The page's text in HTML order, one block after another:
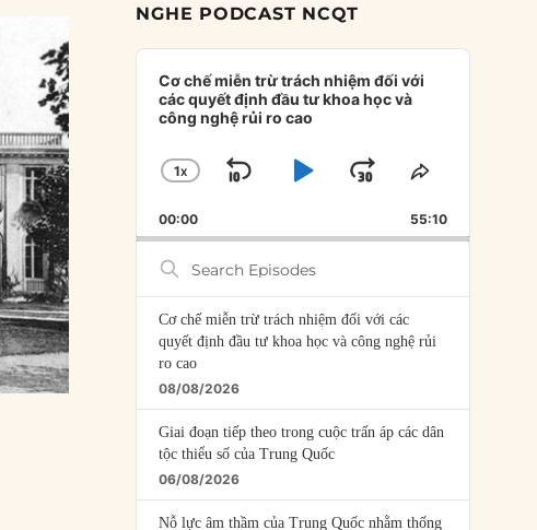
NGHE PODCAST NCQT
Audio
Player
Cơ chế miễn trừ trách nhiệm đối với
các quyết định đầu tư khoa học và
công nghệ rủi ro cao
CHANGE
RATE
1X
SKIP
BACKWARD
PLAYJUMP
FORWARD
SHARE
EPISODE
00:00 55:10
Search
Episodes
Cơ chế miễn trừ trách nhiệm đối với các
quyết định đầu tư khoa học và công nghệ rủi
ro cao
08/08/2026
Giai đoạn tiếp theo trong cuộc trấn áp các dân
tộc thiểu số của Trung Quốc
06/08/2026
Nỗ lực âm thầm của Trung Quốc nhằm thống